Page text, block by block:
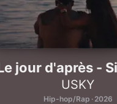
jour d'après -
USKY
Hip-hop/Rap · 2026